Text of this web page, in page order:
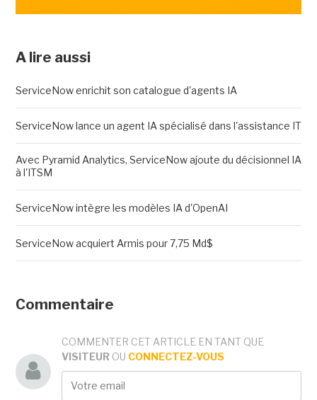
A lire aussi
ServiceNow enrichit son catalogue d'agents IA
ServiceNow lance un agent IA spécialisé dans l'assistance IT
Avec Pyramid Analytics, ServiceNow ajoute du décisionnel IA
à l'ITSM
ServiceNow intègre les modèles IA d'OpenAI
ServiceNow acquiert Armis pour 7,75 Md$
Commentaire
COMMENTER CET ARTICLE EN TANT QUE
VISITEUR OU CONNECTEZ-VOUS